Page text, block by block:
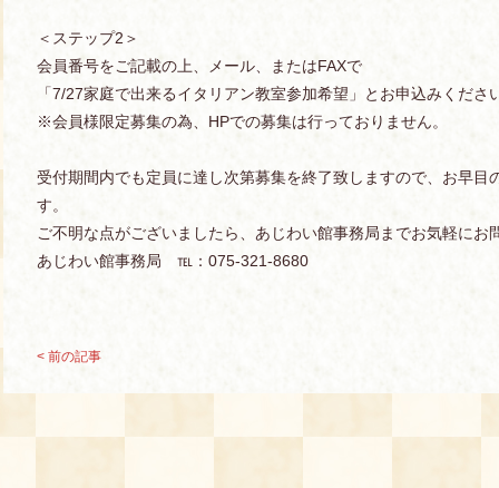
＜ステップ2＞
会員番号をご記載の上、メール、またはFAXで
「7/27家庭で出来るイタリアン教室参加希望」とお申込みくださ
※会員様限定募集の為、HPでの募集は行っておりません。
受付期間内でも定員に達し次第募集を終了致しますので、お早目
す。
ご不明な点がございましたら、あじわい館事務局までお気軽にお
あじわい館事務局 ℡：075-321-8680
< 前の記事